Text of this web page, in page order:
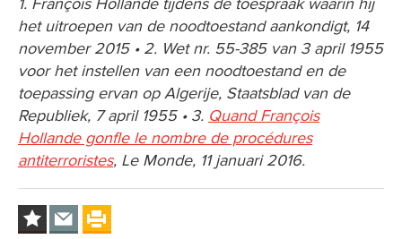
1. François Hollande tijdens de toespraak waarin hij
het uitroepen van de noodtoestand aankondigt, 14
november 2015 • 2. Wet nr. 55-385 van 3 april 1955
voor het instellen van een noodtoestand en de
toepassing ervan op Algerije, Staatsblad van de
Republiek, 7 april 1955 • 3. Quand François
Hollande gonfle le nombre de procédures
antiterroristes, Le Monde, 11 januari 2016.